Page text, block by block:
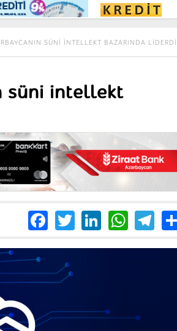
SÜNI INTELLEKT BAZARINDA
süni intellekt
Facebook
TwitterLinkedIn